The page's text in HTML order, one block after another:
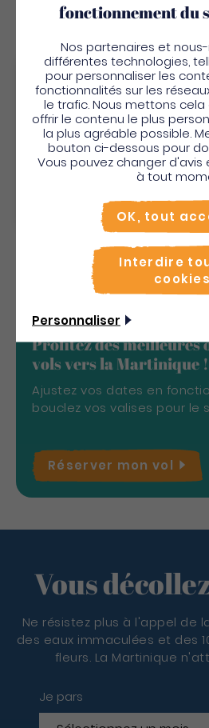
Bel Soleil -
N° 9
Appartements et studios
Découvrir
Profitez des meilleures
vols vers la Martinique !
Ajustez vos dates en
bouclez vos valises pour le
Réserver mon vol
Vous
Ne résistez plus à l'appel de
des eaux immaculées et des
fleurs. La Martinique
Je pars
Bienvenue en
Pour profiter de votre
activités en quelques clics,
place”.
Utiliser le mode
fonctionnement du
Nos partenaires et
différentes technologies,
pour personnaliser les
fonctionnalités sur les
le trafic. Nous mettons
offrir le contenu le plus
la plus agréable possible.
bouton ci-dessous pour
Vous pouvez changer d'avis
à tout
OK, tout
Interdire
cookies
Personnaliser